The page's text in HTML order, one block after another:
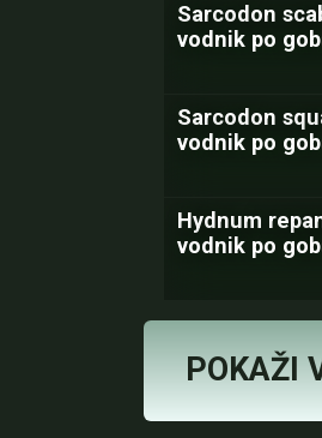
Sarcodon
vodnik po
Sarcodon
vodnik po
Hydnum
vodnik po
POKAŽI